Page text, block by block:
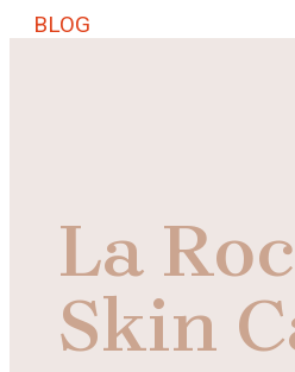
BLOG
La
Skin